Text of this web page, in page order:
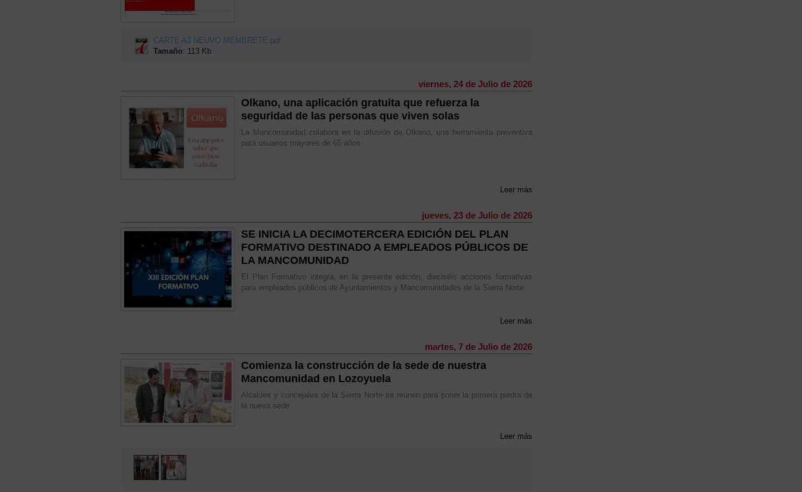
CARTE A3 NEUVO MEMBRETE.pdf
Tamaño: 113 Kb
viernes, 24 de Julio de 2026
Olkano, una aplicación gratuita que refuerza la
seguridad de las personas que viven solas
La Mancomunidad colabora en la difusión de Olkano, una herramienta preventiva
para usuarios mayores de 65 años
Leer más
jueves, 23 de Julio de 2026
SE INICIA LA DECIMOTERCERA EDICIÓN DEL PLAN
FORMATIVO DESTINADO A EMPLEADOS PÚBLICOS DE
LA MANCOMUNIDAD
El Plan Formativo integra, en la presente edición, dieciséis acciones formativas
para empleados públicos de Ayuntamientos y Mancomunidades de la Sierra Norte
Leer más
martes, 7 de Julio de 2026
Comienza la construcción de la sede de nuestra
Mancomunidad en Lozoyuela
Alcaldes y concejales de la Sierra Norte se reúnen para poner la primera piedra de
la nueva sede.
Leer más